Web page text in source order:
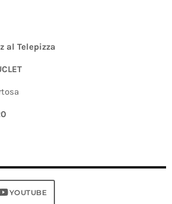
al Telepizza
YOUTUBE